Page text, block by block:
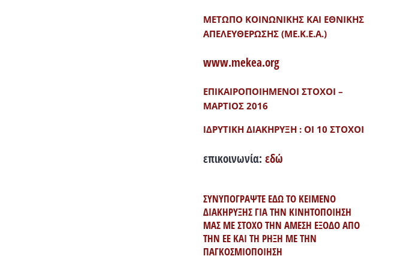
ΜΕΤΩΠΟ ΚΟΙΝΩΝΙΚΗΣ ΚΑΙ ΕΘΝΙΚΗΣ
ΑΠΕΛΕΥΘΕΡΩΣΗΣ (ΜΕ.Κ.Ε.Α.)
www.mekea.org
ΕΠΙΚΑΙΡΟΠΟΙΗΜΕΝΟΙ ΣΤΟΧΟΙ –
ΜΑΡΤΙΟΣ 2016
ΙΔΡΥΤΙΚΗ ΔΙΑΚΗΡΥΞΗ : ΟΙ 10 ΣΤΟΧΟΙ
επικοινωνία: εδώ
ΣΥΝΥΠΟΓΡΑΨΤΕ ΕΔΩ ΤΟ ΚΕΙΜΕΝΟ
ΔΙΑΚΗΡΥΞΗΣ ΓΙΑ ΤΗΝ ΚΙΝΗΤΟΠΟΙΗΣΗ
ΜΑΣ ΜΕ ΣΤΟΧΟ ΤΗΝ ΑΜΕΣΗ ΕΞΟΔΟ ΑΠΟ
ΤΗΝ ΕΕ ΚΑΙ ΤΗ ΡΗΞΗ ΜΕ ΤΗΝ
ΠΑΓΚΟΣΜΙΟΠΟΙΗΣΗ